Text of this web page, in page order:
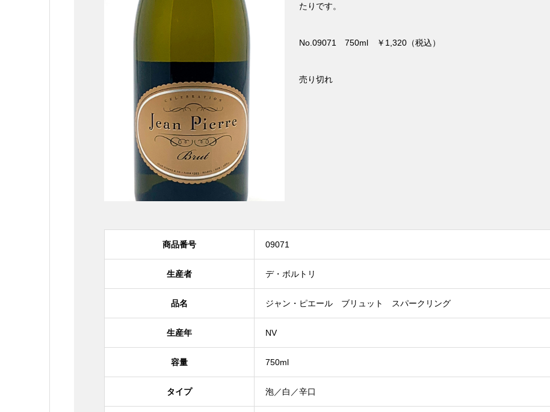
たりです。
No.09071 750ml ￥1,320（税込）
売り切れ
商品番号 09071
生産者 デ・ボルトリ
品名 ジャン・ピエール ブリュット スパークリング
生産年 NV
容量 750ml
タイプ 泡／白／辛口